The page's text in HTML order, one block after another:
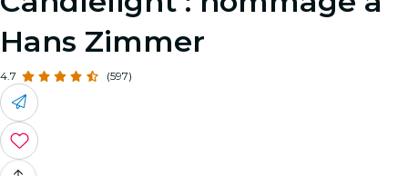
Hans Zimmer
4.7 (597)